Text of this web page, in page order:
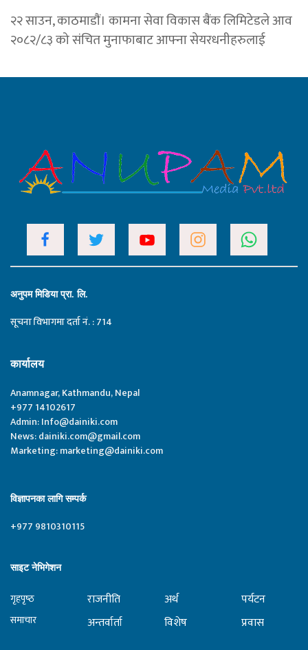
२२ साउन, काठमाडाैं। कामना सेवा विकास बैंक लिमिटेडले आव
२०८२/८३ को संचित मुनाफाबाट आफ्ना सेयरधनीहरुलाई
अनुपम मिडिया प्रा. लि.
सूचना विभागमा दर्ता नं. : 714
कार्यालय
Anamnagar, Kathmandu, Nepal
+977 14102617
Admin:Info@dainiki.com
News:dainiki.com@gmail.com
Marketing:marketing@dainiki.com
विज्ञापनका लागि सम्पर्क
+977 9810310115
साइट नेभिगेशन
गृहपृष्‍ठ
समाचार
राजनीति
अन्तर्वार्ता
अर्थ
विशेष
पर्यटन
प्रवास